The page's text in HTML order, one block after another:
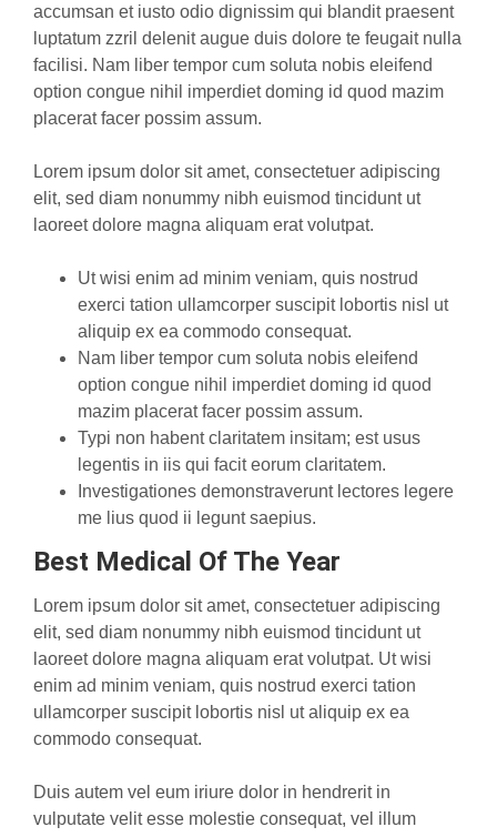
accumsan et iusto odio dignissim qui blandit praesent
luptatum zzril delenit augue duis dolore te feugait nulla
facilisi. Nam liber tempor cum soluta nobis eleifend
option congue nihil imperdiet doming id quod mazim
placerat facer possim assum.
Lorem ipsum dolor sit amet, consectetuer adipiscing
elit, sed diam nonummy nibh euismod tincidunt ut
laoreet dolore magna aliquam erat volutpat.
Ut wisi enim ad minim veniam, quis nostrud
exerci tation ullamcorper suscipit lobortis nisl ut
aliquip ex ea commodo consequat.
Nam liber tempor cum soluta nobis eleifend
option congue nihil imperdiet doming id quod
mazim placerat facer possim assum.
Typi non habent claritatem insitam; est usus
legentis in iis qui facit eorum claritatem.
Investigationes demonstraverunt lectores legere
me lius quod ii legunt saepius.
Best Medical Of The Year
Lorem ipsum dolor sit amet, consectetuer adipiscing
elit, sed diam nonummy nibh euismod tincidunt ut
laoreet dolore magna aliquam erat volutpat. Ut wisi
enim ad minim veniam, quis nostrud exerci tation
ullamcorper suscipit lobortis nisl ut aliquip ex ea
commodo consequat.
Duis autem vel eum iriure dolor in hendrerit in
vulputate velit esse molestie consequat, vel illum